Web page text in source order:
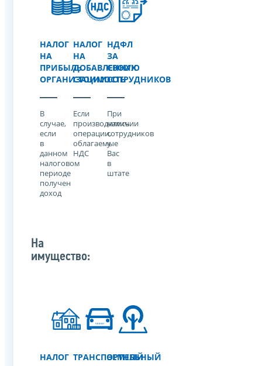
НАЛОГ
НА
ПРИБЫЛЬ
ОРГАНИЗАЦИИ
В
случае,
если
в
данном
налоговом
периоде
получен
доход
НАЛОГ
НА
ДОБАВЛЕННУЮ
СТОИМОСТЬ
Если
производились
операции,
облагаемые
НДС
НДФЛ
ЗА
СВОИХ
СОТРУДНИКОВ
При
наличии
сотрудников
у
Вас
в
штате
На
имущество:
НАЛОГ ТРАНСПОРТНЫЙ
ЗЕМЕЛЬНЫЙ